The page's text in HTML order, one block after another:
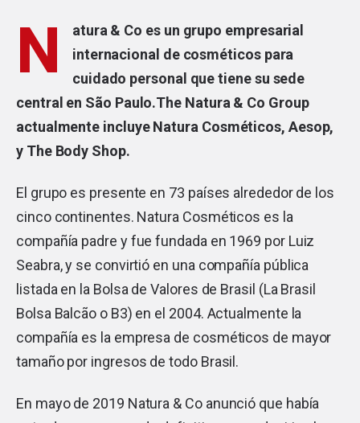
N
atura & Co es un grupo empresarial
internacional de cosméticos para
cuidado personal que tiene su sede
central en São Paulo.The Natura & Co Group
actualmente incluye Natura Cosméticos, Aesop,
y The Body Shop.
El grupo es presente en 73 países alrededor de los
cinco continentes. Natura Cosméticos es la
compañía padre y fue fundada en 1969 por Luiz
Seabra, y se convirtió en una compañía pública
listada en la Bolsa de Valores de Brasil (La Brasil
Bolsa Balcão o B3) en el 2004. Actualmente la
compañía es la empresa de cosméticos de mayor
tamaño por ingresos de todo Brasil.
En mayo de 2019 Natura & Co anunció que había